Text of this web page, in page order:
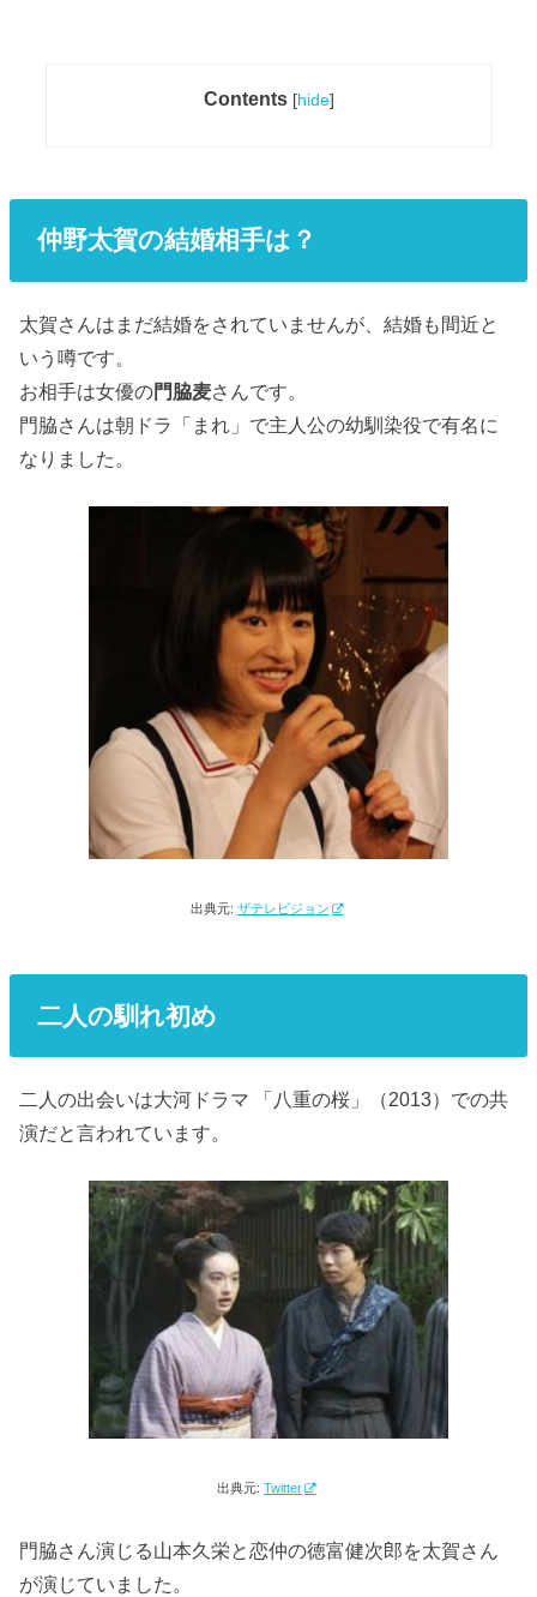
Contents [hide]
仲野太賀の結婚相手は？
太賀さんはまだ結婚をされていませんが、結婚も間近と
いう噂です。
お相手は女優の門脇麦さんです。
門脇さんは朝ドラ「まれ」で主人公の幼馴染役で有名に
なりました。
出典元: ザテレビジョン
二人の馴れ初め
二人の出会いは大河ドラマ 「八重の桜」（2013）での共
演だと言われています。
出典元: Twitter
門脇さん演じる山本久栄と恋仲の徳富健次郎を太賀さん
が演じていました。